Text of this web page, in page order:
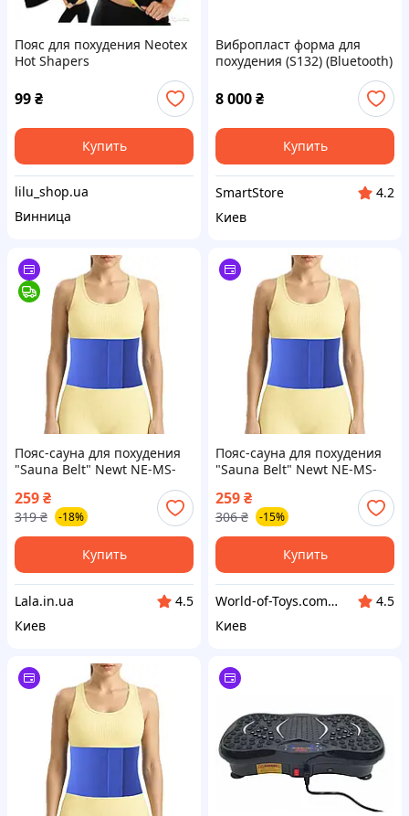
Пояс для похудения Neotex
Hot Shapers
99₴
Купить
lilu_shop.ua
Винница
Вибропласт форма для
похудения (S132) (Bluetooth)
8 000₴
Купить
SmartStore
4.2
Киев
Пояс-сауна для похудения
"Sauna Belt" Newt NE-MS-
BT24 антициллюлитный,
для живота и боков,
Lala.in.ua
259₴
319 ₴ -18%
Купить
Lala.in.ua
4.5
Киев
Пояс-сауна для похудения
"Sauna Belt" Newt NE-MS-
BT24 антициллюлитный,
для живота и боков, World-
of-Toys
259₴
306 ₴ -15%
Купить
World-of-Toys.com.ua
4.5
Киев